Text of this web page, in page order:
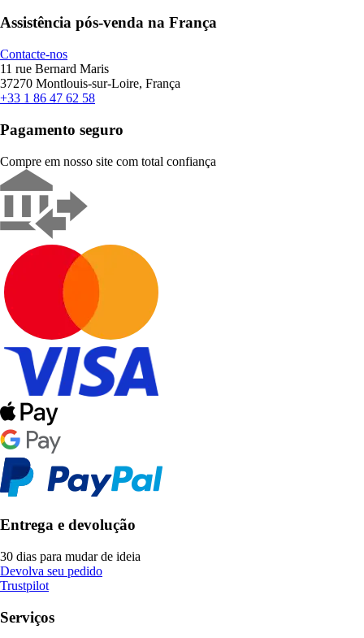
Assistência pós-venda na França
Contacte-nos
11 rue Bernard Maris
37270 Montlouis-sur-Loire, França
+33 1 86 47 62 58
Pagamento seguro
Compre em nosso site com total confiança
Entrega e devolução
30 dias para mudar de ideia
Devolva seu pedido
Trustpilot
Serviços